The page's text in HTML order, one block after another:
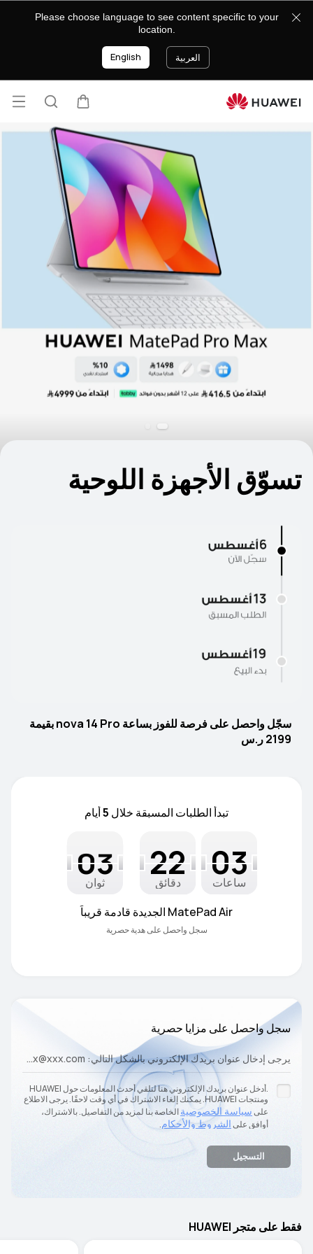
Please choose language to see content specific to your
location.
العربية English
البحث فتح
تسوّق الأجهزة اللوحية
2199 ر.س
تبدأ الطلبات المسبقة خلال 5أيام
03
04
03
04
ساعات 22
23
22
23
دقائق 01
02
01
02
ثوانٍ
MatePad Air الجديدة قادمة قريباً
سجل واحصل على هدية حصرية
سجل واحصل على مزايا حصرية
يرجى إدخال عنوان بريدك الإلكتروني بالشكل التالي: xxx@xxx.com
.أدخل عنوان بريدك الإلكتروني هنا لتلقي أحدث المعلومات حول HUAWEI
ومنتجات HUAWEI. يمكنك إلغاء الاشتراك في أي وقت لاحقًا. يرجى الاطلاع
علىسياسة الخصوصيةالخاصة بنا لمزيد من التفاصيل. بالاشتراك،
أوافق علىالشروط والأحكام.
التسجيل
فقط على متجر HUAWEI